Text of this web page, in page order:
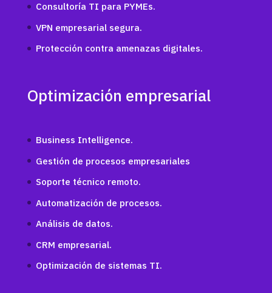
Consultoría TI para PYMEs.
VPN empresarial segura.
Protección contra amenazas digitales.
Optimización empresarial
Business Intelligence.
Gestión de procesos empresariales
Soporte técnico remoto.
Automatización de procesos.
Análisis de datos.
CRM empresarial.
Optimización de sistemas TI.